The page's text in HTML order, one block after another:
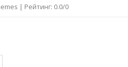
| Рейтинг: 0.0/0